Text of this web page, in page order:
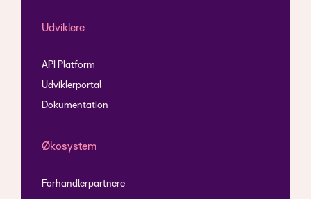
Udviklere
API Platform
Udviklerportal
Dokumentation
Økosystem
Forhandlerpartnere